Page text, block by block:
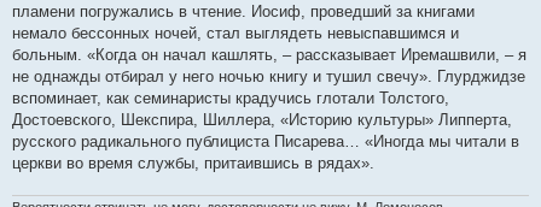
пламени погружались в чтение. Иосиф, проведший за книгами
немало бессонных ночей, стал выглядеть невыспавшимся и
больным. «Когда он начал кашлять, – рассказывает Иремашвили, – я
не однажды отбирал у него ночью книгу и тушил свечу». Глурджидзе
вспоминает, как семинаристы крадучись глотали Толстого,
Достоевского, Шекспира, Шиллера, «Историю культуры» Липперта,
русского радикального публициста Писарева… «Иногда мы читали в
церкви во время службы, притаившись в рядах».